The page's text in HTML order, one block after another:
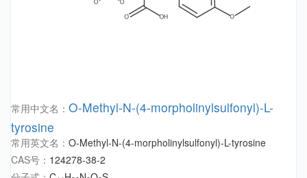
常用中文名： O-Methyl-N-(4-morpholinylsulfonyl)-L-
tyrosine
常用英文名： O-Methyl-N-(4-morpholinylsulfonyl)-L-tyrosine
CAS号： 124278-38-2